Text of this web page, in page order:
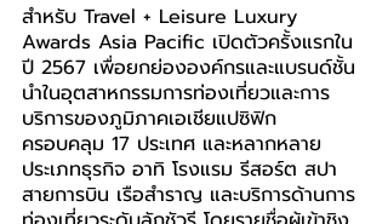
สำหรับ Travel + Leisure Luxury
Awards Asia Pacific เปิดตัวครั้งแรกใน
ปี 2567 เพื่อยกย่ององค์กรและแบรนด์ชั้น
นำในอุตสาหกรรมการท่องเที่ยวและการ
บริการของภูมิภาคเอเชียแปซิฟิก
ครอบคลุม 17 ประเทศ และหลากหลาย
ประเภทธุรกิจ อาทิ โรงแรม รีสอร์ต สปา
สายการบิน เรือสำราญ และบริการด้านการ